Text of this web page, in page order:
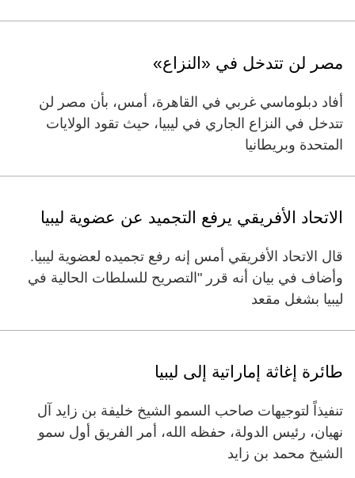
مصر لن تتدخل في «النزاع»
أفاد دبلوماسي غربي في القاهرة، أمس، بأن مصر لن
تتدخل في النزاع الجاري في ليبيا، حيث تقود الولايات
المتحدة وبريطانيا
الاتحاد الأفريقي يرفع التجميد عن عضوية ليبيا
قال الاتحاد الأفريقي أمس إنه رفع تجميده لعضوية ليبيا.
وأضاف في بيان أنه قرر "التصريح للسلطات الحالية في
ليبيا بشغل مقعد
طائرة إغاثة إماراتية إلى ليبيا
تنفيذاً لتوجيهات صاحب السمو الشيخ خليفة بن زايد آل
نهيان، رئيس الدولة، حفظه الله، أمر الفريق أول سمو
الشيخ محمد بن زايد